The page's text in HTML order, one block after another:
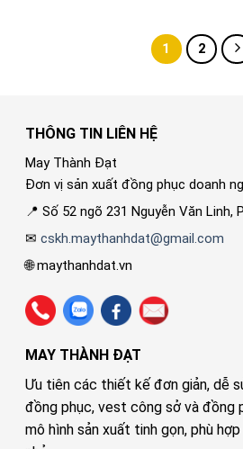
1 2
THÔNG TIN LIÊN HỆ
May Thành Đạt
Đơn vị sản xuất đồng phục doanh
📍 Số 52 ngõ 231 Nguyễn Văn Linh,
✉cskh.maythanhdat@gmail.com
🌐 maythanhdat.vn
MAY THÀNH ĐẠT
Ưu tiên các thiết kế đơn giản, dễ
đồng phục, vest công sở và đồng
mô hình sản xuất tinh gọn, phù